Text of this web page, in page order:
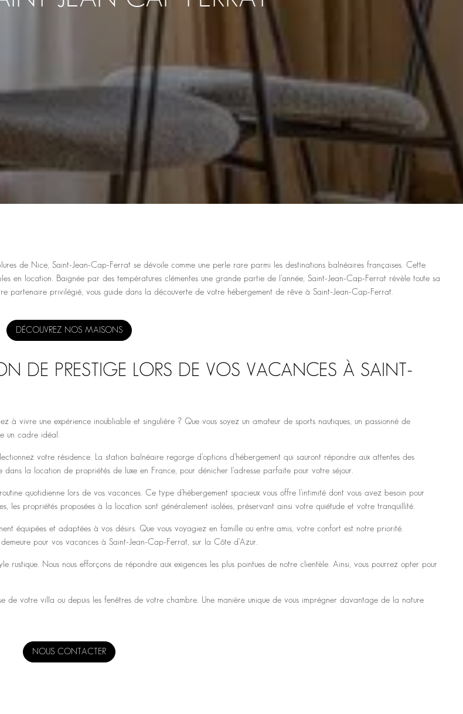
de Nice, Saint-Jean-Cap-Ferrat se dévoile comme une perle rare parmi les destinations balnéaires françaises. Cette
en location. Baignée par des températures clémentes une grande partie de l’année, Saint-Jean-Cap-Ferrat révèle toute sa
partenaire privilégié, vous guide dans la découverte de votre hébergement de rêve à Saint-Jean-Cap-Ferrat.
DÉCOUVREZ NOS MAISONS
DE PRESTIGE LORS DE VOS VACANCES À SAINT-
à vivre une expérience inoubliable et singulière ? Que vous soyez un amateur de sports nautiques, un passionné de
un cadre idéal.
votre résidence. La station balnéaire regorge d’options d’hébergement qui sauront répondre aux attentes des
la location de propriétés de luxe en France, pour dénicher l’adresse parfaite pour votre séjour.
quotidienne lors de vos vacances. Ce type d’hébergement spacieux vous offre l’intimité dont vous avez besoin pour
les propriétés proposées à la location sont généralement isolées, préservant ainsi votre quiétude et votre tranquillité.
équipées et adaptées à vos désirs. Que vous voyagiez en famille ou entre amis, votre confort est notre priorité.
pour vos vacances à Saint-Jean-Cap-Ferrat, sur la Côte d’Azur.
rustique. Nous nous efforçons de répondre aux exigences les plus pointues de notre clientèle. Ainsi, vous pourrez opter pour
de votre villa ou depuis les fenêtres de votre chambre. Une manière unique de vous imprégner davantage de la nature
NOUS CONTACTER